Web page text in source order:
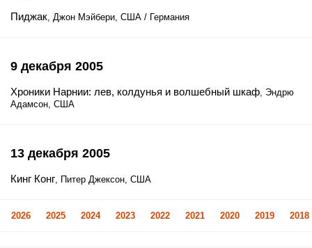
Пиджак, Джон Мэйбери, США / Германия
9 декабря 2005
Хроники Нарнии: лев, колдунья и волшебный шкаф, Эндрю
Адамсон, США
13 декабря 2005
Кинг Конг, Питер Джексон, США
2026 2025 2024 2023 2022 2021 2020 2019 2018